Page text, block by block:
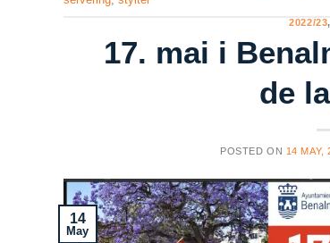
2022/23
17. mai i
de
POSTED ON 14 MAY,
14
May